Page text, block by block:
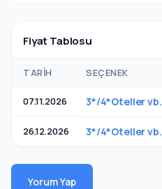
Fiyat Tablosu
TARIH SEÇENEK
07.11.2026 3*/4*Oteller vb.
26.12.2026 3*/4*Oteller vb.
Yorum Yap